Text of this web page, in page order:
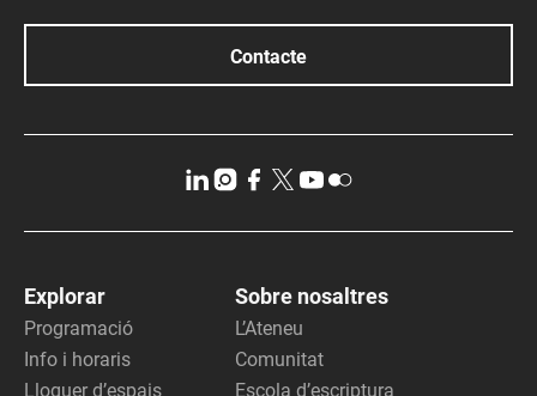
Contacte
Explorar
Programació
Info i horaris
Lloguer d’espais
Sobre nosaltres
L’Ateneu
Comunitat
Escola d’escriptura